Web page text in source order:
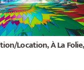
Location, À La